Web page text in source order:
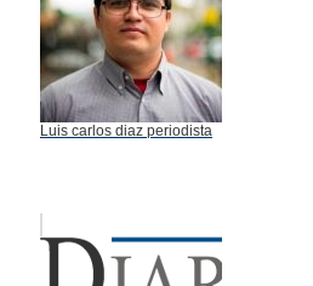
Luis carlos diaz periodista